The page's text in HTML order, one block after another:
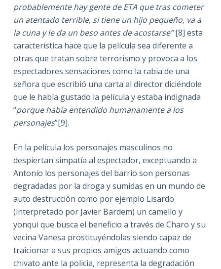
probablemente hay gente de ETA que tras cometer
un atentado terrible, si tiene un hijo pequeño, va a
la cuna y le da un beso antes de acostarse”[8] esta
característica hace que la película sea diferente a
otras que tratan sobre terrorismo y provoca a los
espectadores sensaciones como la rabia de una
señora que escribió una carta al director diciéndole
que le había gustado la película y estaba indignada
“porque había entendido humanamente a los
personajes”[9].
En la película los personajes masculinos no
despiertan simpatía al espectador, exceptuando a
Antonio los personajes del barrio son personas
degradadas por la droga y sumidas en un mundo de
auto destrucción como por ejemplo Lisardo
(interpretado por Javier Bardem) un camello y
yonqui que busca el beneficio a través de Charo y su
vecina Vanesa prostituyéndolas siendo capaz de
traicionar a sus propios amigos actuando como
chivato ante la policia, representa la degradación